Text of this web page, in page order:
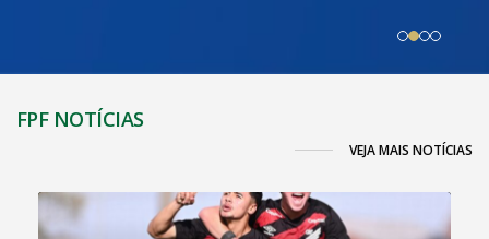
FPF NOTÍCIAS
VEJA MAIS NOTÍCIAS